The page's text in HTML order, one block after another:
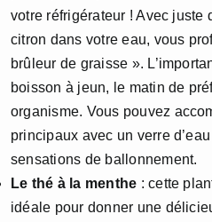
votre réfrigérateur ! Avec juste
citron dans votre eau, vous
brûleur de graisse ».
boisson à jeun, le matin de
organisme. Vous pouvez
principaux avec un verre
sensations de ballonnement.
Le thé à la menthe : cette
idéale pour donner une